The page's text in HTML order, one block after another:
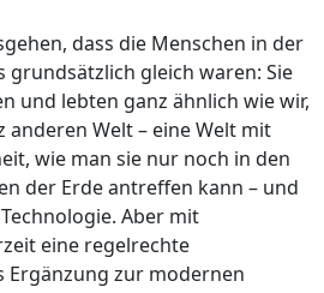
dass die Menschen in der
grundsätzlich gleich waren: Sie
und lebten ganz ähnlich wie wir,
anderen Welt – eine Welt mit
wie man sie nur noch in den
der Erde antreffen kann – und
Aber mit
eine regelrechte
Ergänzung zur modernen